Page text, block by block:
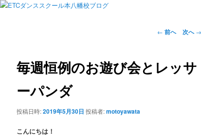
投
ビ
ゲ
← 前へ 次へ→
毎週恒例のお遊び会とレッサ
ーパンダ
投稿日時:2019年5月30日 投稿者:motoyawata
こんにちは！